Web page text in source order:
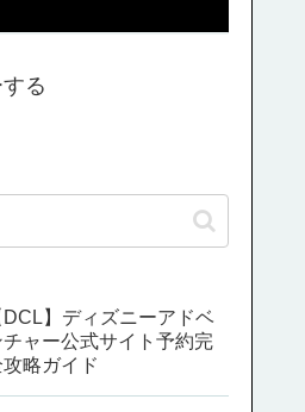
る
DCL】ディズニーアドベ
チャー公式サイト予約完
略ガイド